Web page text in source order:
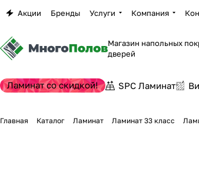
Акции Бренды Услуги Компания
Магазин напольных
дверей
Ламинат со скидкой! SPC Ламинат
Главная Каталог Ламинат Ламинат 33 класс